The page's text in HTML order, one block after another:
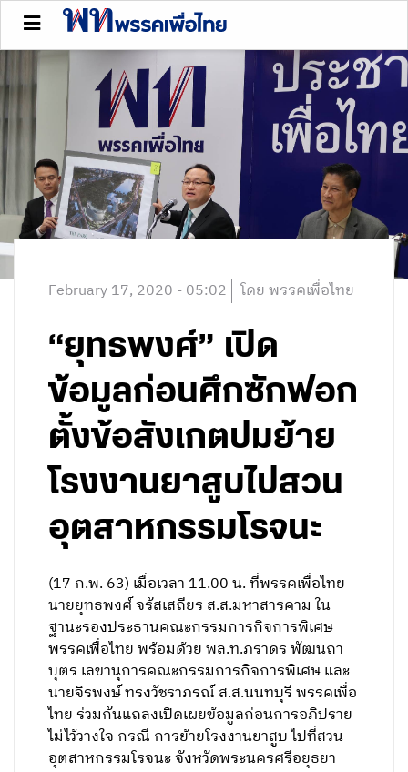
February 17, 2020 - 05:02 โดย พรรคเพื่อไทย
“ยุทธพงศ์” เปิด
ข้อมูลก่อนศึกซักฟอก
ตั้งข้อสังเกตปมย้าย
โรงงานยาสูบไปสวน
อุตสาหกรรมโรจนะ
(17 ก.พ. 63) เมื่อเวลา 11.00 น. ที่พรรคเพื่อไทย
นายยุทธพงศ์ จรัสเสถียร ส.ส.มหาสารคาม ใน
ฐานะรองประธานคณะกรรมการกิจการพิเศษ
พรรคเพื่อไทย พร้อมด้วย พล.ท.ภราดร พัฒนถา
บุตร เลขานุการคณะกรรมการกิจการพิเศษ และ
นายจิรพงษ์ ทรงวัชราภรณ์ ส.ส.นนทบุรี พรรคเพื่อ
ไทย ร่วมกันแถลงเปิดเผยข้อมูลก่อนการอภิปราย
ไม่ไว้วางใจ กรณี การย้ายโรงงานยาสูบ ไปที่สวน
อุตสาหกรรมโรจนะ จังหวัดพระนครศรีอยุธยา